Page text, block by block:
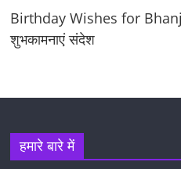
Birthday Wishes for Bhanji
शुभकामनाएं संदेश
हमारे बारे में